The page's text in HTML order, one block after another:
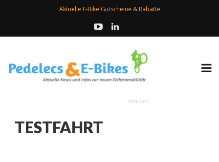
Aktuelle E-Bike Gutscheine & Rabatte
TESTFAHRT